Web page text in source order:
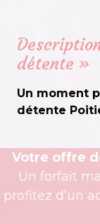
détente »
Un moment
détente
Votre offre
Un forfait
profitez d’un